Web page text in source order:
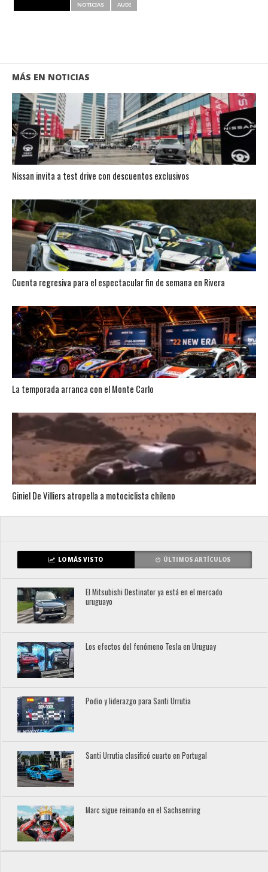
NOTICIAS AUDI
MÁS EN NOTICIAS
Nissan invita a test drive con descuentos exclusivos
Cuenta regresiva para el espectacular fin de semana en Rivera
La temporada arranca con el Monte Carlo
Giniel De Villiers atropella a motociclista chileno
LO MÁS VISTO ÚLTIMOS ARTÍCULOS
El Mitsubishi Destinator ya está en el mercado
uruguayo
Los efectos del fenómeno Tesla en Uruguay
Podio y liderazgo para Santi Urrutia
Santi Urrutia clasificó cuarto en Portugal
Marc sigue reinando en el Sachsenring